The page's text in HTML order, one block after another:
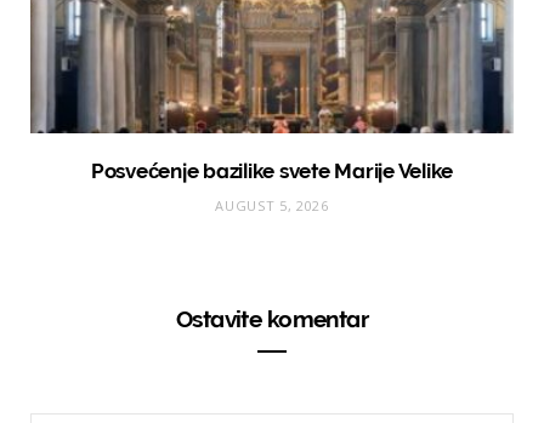
Posvećenje bazilike svete Marije Velike
AUGUST 5, 2026
Ostavite komentar